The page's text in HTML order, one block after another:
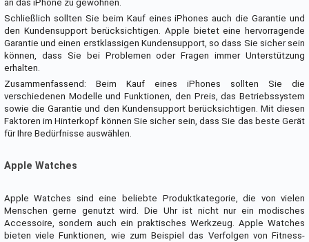
an das iPhone zu gewöhnen.
Schließlich sollten Sie beim Kauf eines iPhones auch die Garantie und
den Kundensupport berücksichtigen. Apple bietet eine hervorragende
Garantie und einen erstklassigen Kundensupport, so dass Sie sicher sein
können, dass Sie bei Problemen oder Fragen immer Unterstützung
erhalten.
Zusammenfassend: Beim Kauf eines iPhones sollten Sie die
verschiedenen Modelle und Funktionen, den Preis, das Betriebssystem
sowie die Garantie und den Kundensupport berücksichtigen. Mit diesen
Faktoren im Hinterkopf können Sie sicher sein, dass Sie das beste Gerät
für Ihre Bedürfnisse auswählen.
Apple Watches
Apple Watches sind eine beliebte Produktkategorie, die von vielen
Menschen gerne genutzt wird. Die Uhr ist nicht nur ein modisches
Accessoire, sondern auch ein praktisches Werkzeug. Apple Watches
bieten viele Funktionen, wie zum Beispiel das Verfolgen von Fitness-